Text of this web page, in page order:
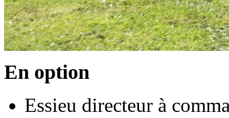
En option
Essieu directeur à